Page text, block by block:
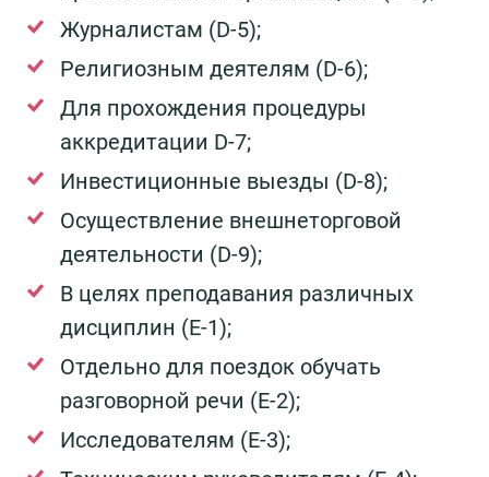
Журналистам (D-5);
Религиозным деятелям (D-6);
Для прохождения процедуры
аккредитации D-7;
Инвестиционные выезды (D-8);
Осуществление внешнеторговой
деятельности (D-9);
В целях преподавания различных
дисциплин (E-1);
Отдельно для поездок обучать
разговорной речи (E-2);
Исследователям (E-3);